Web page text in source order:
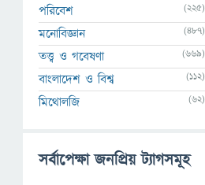
পরিবেশ (225)
মনোবিজ্ঞান (487)
তত্ত্ব ও গবেষণা (669)
বাংলাদেশ ও বিশ্ব (112)
মিথোলজি (62)
সর্বাপেক্ষা জনপ্রিয় ট্যাগসমূহ